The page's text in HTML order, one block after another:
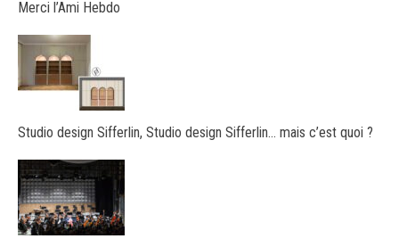
Merci l’Ami Hebdo
Studio design Sifferlin, Studio design Sifferlin… mais c’est quoi ?